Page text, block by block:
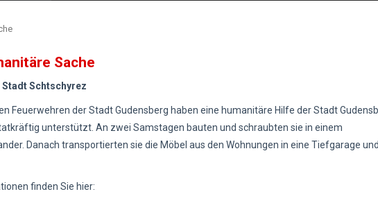
Sache
Schtschyrez
Feuerwehren der Stadt Gudensberg haben eine humanitäre Hilfe der Stadt
unterstützt. An zwei Samstagen bauten und schraubten sie in einem
Danach transportierten sie die Möbel aus den Wohnungen in eine Tiefgarage und
finden Sie hier: